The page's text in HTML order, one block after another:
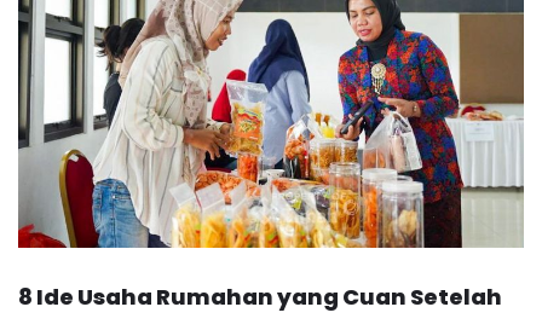
8 Ide Usaha Rumahan yang Cuan Setelah